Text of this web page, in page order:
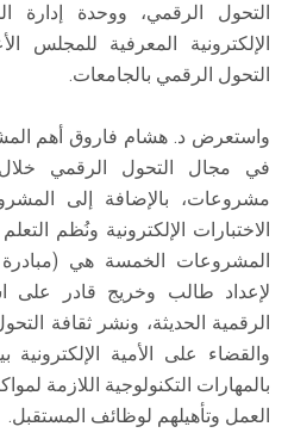
التحول الرقمي، ووحدة
الإلكترونية المعرفية للمجلس
التحول الرقمي بالجامعات.
واستعرض د. هشام فاروق أهم
مشروعات، بالإضافة إلى
المشروعات الخمسة هي
لإعداد طالب وخريج قادر على
الرقمية الحديثة، ونشر ثقافة
والقضاء على الأمية
بالمهارات التكنولوجية اللازمة
العمل وتأهيلهم لوظائف المستقبل.